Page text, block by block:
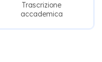
Trascrizione
accademica